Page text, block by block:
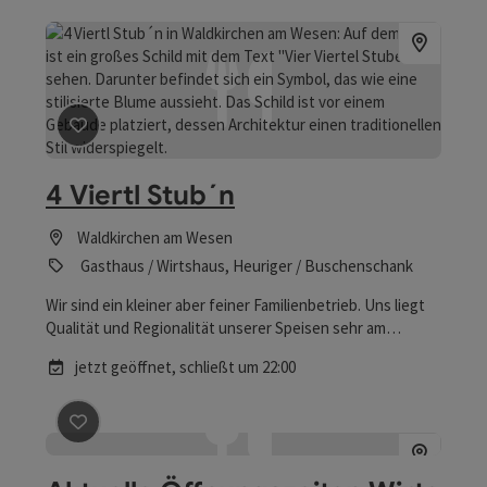
Beitrag merken
4 Viertl Stub´n
Waldkirchen am Wesen
Gasthaus / Wirtshaus, Heuriger / Buschenschank
Wir sind ein kleiner aber feiner Familienbetrieb. Uns liegt
Qualität und Regionalität unserer Speisen sehr am
Einheimische wieder einen Ort zum Zusammensitzen zu
schaffen. Ein Ort an dem man sich willkommen und
angekommen fühlt. Bei uns kannst du gemütlich
einkehren und deine Kraftreserven wieder aufladen.
jetzt geöffnet, schließt um 22:00
Beitrag merken : Aktuelle Öffnungszeiten Wirte Bad